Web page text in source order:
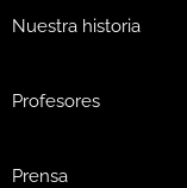
Nuestra historia
Profesores
Prensa